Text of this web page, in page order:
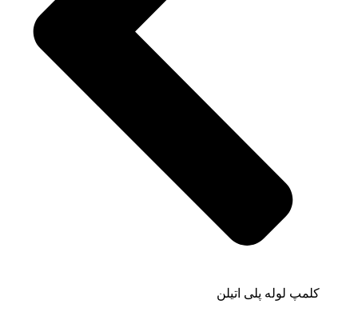
کلمپ لوله پلی اتیلن